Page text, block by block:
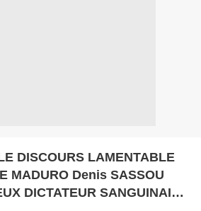
DISCOURS LAMENTABLE
MADURO Denis SASSOU
DICTATEUR SANGUINAIRE